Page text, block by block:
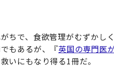
ちで、食欲管理がむずかし
もあるが、『英国の専門医
いにもなり得る1冊だ。